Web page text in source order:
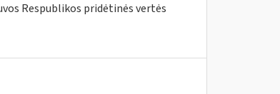
Respublikos pridėtinės vertės